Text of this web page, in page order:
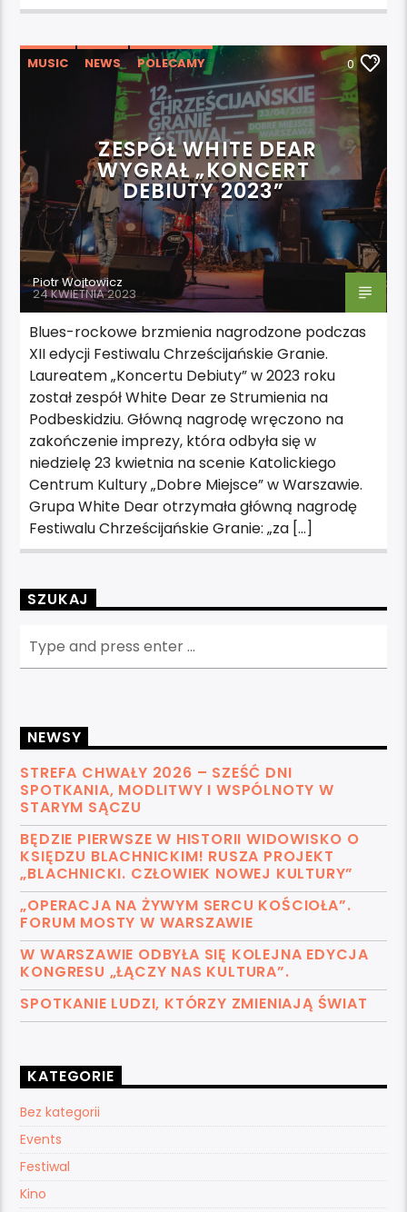
MUSIC NEWS POLECAMY 0
ZESPÓŁ WHITE DEAR
WYGRAŁ „KONCERT
DEBIUTY 2023”
Piotr Wojtowicz
24 KWIETNIA 2023
Blues-rockowe brzmienia nagrodzone podczas
XII edycji Festiwalu Chrześcijańskie Granie.
Laureatem „Koncertu Debiuty” w 2023 roku
został zespół White Dear ze Strumienia na
Podbeskidziu. Główną nagrodę wręczono na
zakończenie imprezy, która odbyła się w
niedzielę 23 kwietnia na scenie Katolickiego
Centrum Kultury „Dobre Miejsce” w Warszawie.
Grupa White Dear otrzymała główną nagrodę
Festiwalu Chrześcijańskie Granie: „za […]
SZUKAJ
NEWSY
STREFA CHWAŁY 2026 – SZEŚĆ DNI
SPOTKANIA, MODLITWY I WSPÓLNOTY W
STARYM SĄCZU
BĘDZIE PIERWSZE W HISTORII WIDOWISKO O
KSIĘDZU BLACHNICKIM! RUSZA PROJEKT
„BLACHNICKI. CZŁOWIEK NOWEJ KULTURY”
„OPERACJA NA ŻYWYM SERCU KOŚCIOŁA”.
FORUM MOSTY W WARSZAWIE
W WARSZAWIE ODBYŁA SIĘ KOLEJNA EDYCJA
KONGRESU „ŁĄCZY NAS KULTURA”.
SPOTKANIE LUDZI, KTÓRZY ZMIENIAJĄ ŚWIAT
KATEGORIE
Bez kategorii
Events
Festiwal
Kino